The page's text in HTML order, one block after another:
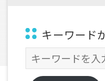
キーワード